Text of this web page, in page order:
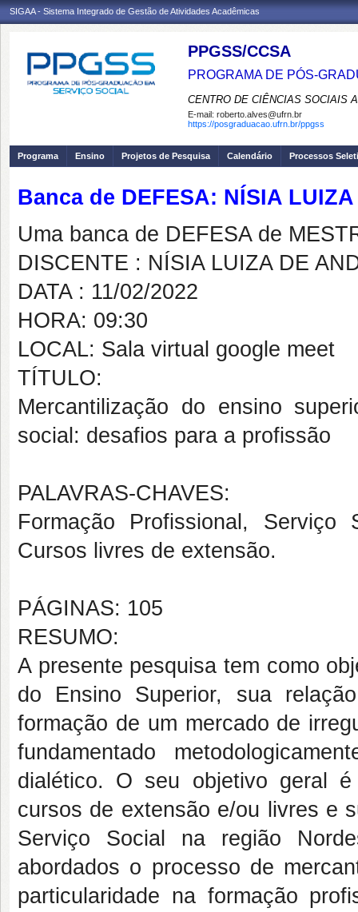
SIGAA - Sistema Integrado de Gestão de Atividades Acadêmicas
PPGSS/CCSA
PROGRAMA DE PÓS-
CENTRO DE CIÊNCIAS SOCIAIS
E-mail: roberto.alves@ufrn.br
https://posgraduacao.ufrn.br/ppgss
Programa Ensino Projetos de Pesquisa Calendário Processos
Banca de DEFESA: NÍSIA
Uma banca de DEFESA de
DISCENTE : NÍSIA LUIZA DE
DATA : 11/02/2022
HORA: 09:30
LOCAL: Sala virtual google meet
TÍTULO:
Mercantilização do ensino
social: desafios para a profissão
PALAVRAS-CHAVES:
Formação Profissional, Serviço
Cursos livres de extensão.
PÁGINAS: 105
RESUMO:
A presente pesquisa tem como
do Ensino Superior, sua
formação de um mercado de
fundamentado
dialético. O seu objetivo geral
cursos de extensão e/ou livres e
Serviço Social na região
abordados o processo de
particularidade na formação